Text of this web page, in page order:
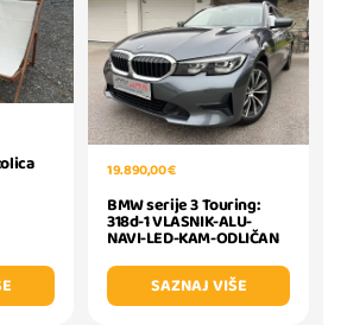
19.890,00 €
BMW serije 3 Touring:
318d-1 VLASNIK-ALU-
NAVI-LED-KAM-ODLIČAN
SAZNAJ VIŠE